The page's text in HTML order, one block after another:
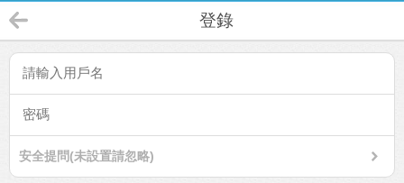
登錄
安全提問(未設置請忽略)